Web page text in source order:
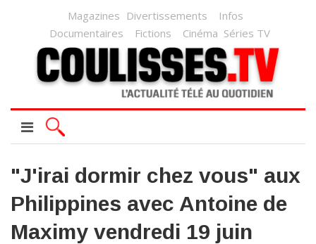
Magazines Divertissements
Infos
Documentaires
Fictions Cinéma Séries TV
"J'irai dormir chez vous" aux
Philippines avec Antoine de
Maximy vendredi 19 juin